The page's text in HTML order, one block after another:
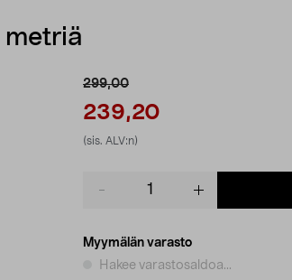
metriä
299,00
239,20
(sis. ALV:n)
Myymälän varasto
Hakee varastosaldoa...